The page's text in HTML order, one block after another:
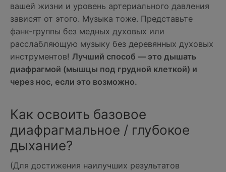
вашей жизни и уровень артериального давления
зависят от этого. Музыка тоже. Представьте
фанк-группы без медных духовых или
расслабляющую музыку без деревянных духовых
инструментов! Лучший способ — это дышать
диафрагмой (мышцы под грудной клеткой) и
через нос, если это возможно.
Как освоить базовое
диафрагмальное / глубокое
дыхание?
(Для достижения наилучших результатов